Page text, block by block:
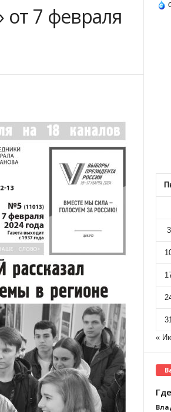
7 февраля
3
31
«